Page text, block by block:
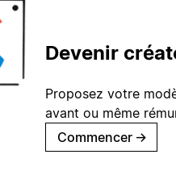
Devenir
Proposez votre
avant ou même
Commencer →